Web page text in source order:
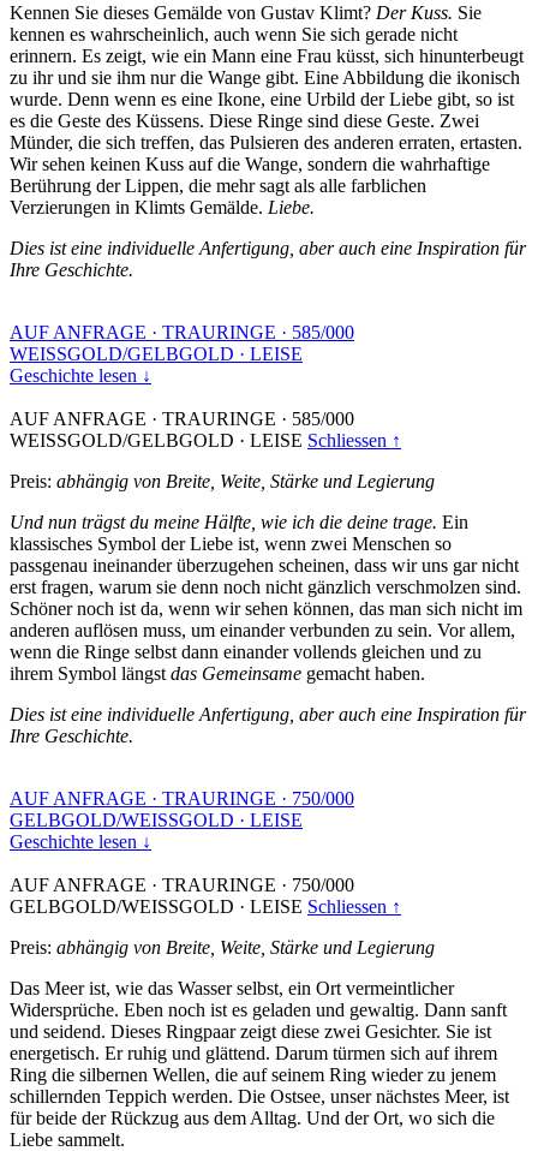
Kennen Sie dieses Gemälde von Gustav Klimt? Der Kuss. Sie
kennen es wahrscheinlich, auch wenn Sie sich gerade nicht
erinnern. Es zeigt, wie ein Mann eine Frau küsst, sich hinunterbeugt
zu ihr und sie ihm nur die Wange gibt. Eine Abbildung die ikonisch
wurde. Denn wenn es eine Ikone, eine Urbild der Liebe gibt, so ist
es die Geste des Küssens. Diese Ringe sind diese Geste. Zwei
Münder, die sich treffen, das Pulsieren des anderen erraten, ertasten.
Wir sehen keinen Kuss auf die Wange, sondern die wahrhaftige
Berührung der Lippen, die mehr sagt als alle farblichen
Verzierungen in Klimts Gemälde. Liebe.
Dies ist eine individuelle Anfertigung, aber auch eine Inspiration für
Ihre Geschichte.
AUF ANFRAGE · TRAURINGE · 585/000
WEISSGOLD/GELBGOLD · LEISE
Geschichte lesen ↓
AUF ANFRAGE · TRAURINGE · 585/000
WEISSGOLD/GELBGOLD · LEISE Schliessen ↑
Preis: abhängig von Breite, Weite, Stärke und Legierung
Und nun trägst du meine Hälfte, wie ich die deine trage. Ein
klassisches Symbol der Liebe ist, wenn zwei Menschen so
passgenau ineinander überzugehen scheinen, dass wir uns gar nicht
erst fragen, warum sie denn noch nicht gänzlich verschmolzen sind.
Schöner noch ist da, wenn wir sehen können, das man sich nicht im
anderen auflösen muss, um einander verbunden zu sein. Vor allem,
wenn die Ringe selbst dann einander vollends gleichen und zu
ihrem Symbol längst das Gemeinsame gemacht haben.
Dies ist eine individuelle Anfertigung, aber auch eine Inspiration für
Ihre Geschichte.
AUF ANFRAGE · TRAURINGE · 750/000
GELBGOLD/WEISSGOLD · LEISE
Geschichte lesen ↓
AUF ANFRAGE · TRAURINGE · 750/000
GELBGOLD/WEISSGOLD · LEISE Schliessen ↑
Preis: abhängig von Breite, Weite, Stärke und Legierung
Das Meer ist, wie das Wasser selbst, ein Ort vermeintlicher
Widersprüche. Eben noch ist es geladen und gewaltig. Dann sanft
und seidend. Dieses Ringpaar zeigt diese zwei Gesichter. Sie ist
energetisch. Er ruhig und glättend. Darum türmen sich auf ihrem
Ring die silbernen Wellen, die auf seinem Ring wieder zu jenem
schillernden Teppich werden. Die Ostsee, unser nächstes Meer, ist
für beide der Rückzug aus dem Alltag. Und der Ort, wo sich die
Liebe sammelt.